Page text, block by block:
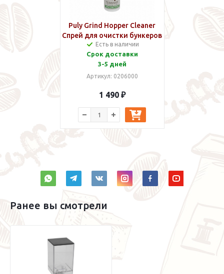
Puly Grind Hopper Cleaner
Спрей для очистки бункеров
для зерен 200 мл
Есть в наличии
Срок доставки
3-5 дней
Артикул: 0206000
1 490 ₽
Ранее вы смотрели